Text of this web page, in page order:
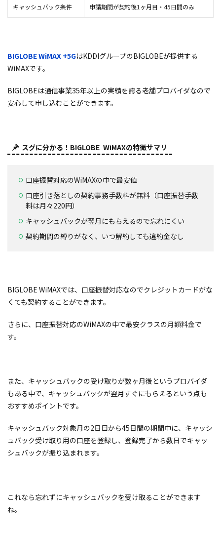
キャッシュバック条件 申請期間が契約後1ヶ月目・45日間のみ
BIGLOBE WiMAX +5GはKDDIグループのBIGLOBEが提供する
WiMAXです。
BIGLOBEは通信事業35年以上の実績を誇る老舗プロバイダなので
安心して申し込むことができます。
スグに分かる！BIGLOBE WiMAXの特徴サマリ
口座振替対応のWiMAXの中で最安値
口座引き落としの契約事務手数料が無料（口座振替手数
料は月々220円）
キャッシュバックが翌月にもらえるので忘れにくい
契約期間の縛りがなく、いつ解約しても違約金なし
BIGLOBE WiMAXでは、口座振替対応なのでクレジットカードがな
くても契約することができます。
さらに、口座振替対応のWiMAXの中で最安クラスの月額料金で
す。
また、キャッシュバックの受け取りが数ヶ月後というプロバイダ
もある中で、キャッシュバックが翌月すぐにもらえるという点も
おすすめポイントです。
キャッシュバック対象月の2日目から45日間の期間中に、キャッシ
ュバック受け取り用の口座を登録し、登録完了から数日でキャッ
シュバックが振り込まれます。
これなら忘れずにキャッシュバックを受け取ることができます
ね。